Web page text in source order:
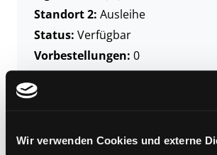
Wir verwenden Cookies und externe
Standort 2: Ausleihe
Status: Verfügbar
Vorbestellungen: 0
Mediengruppe:Literatur CD
Frist:
Standort 3: